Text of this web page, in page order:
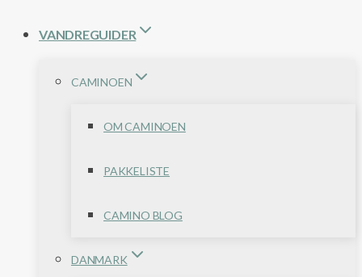
VANDREGUIDER
CAMINOEN
OM CAMINOEN
PAKKELISTE
CAMINO BLOG
DANMARK